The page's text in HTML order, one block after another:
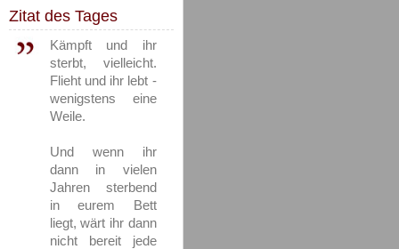
Zitat des Tages
Kämpft und ihr
sterbt, vielleicht.
Flieht und ihr lebt -
wenigstens eine
Weile.
Und wenn ihr
dann in vielen
Jahren sterbend
in eurem Bett
liegt, wärt ihr dann
nicht bereit jede